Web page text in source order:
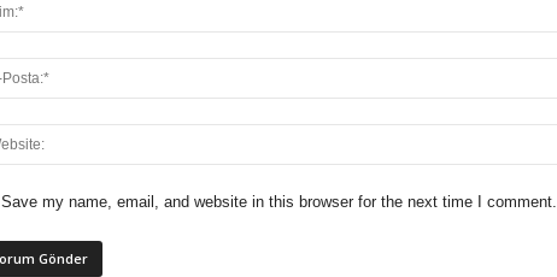
Save my name, email, and website in this browser for the next time I comment.